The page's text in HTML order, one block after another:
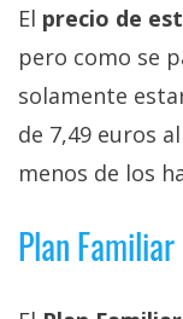
El precio de
pero como se
solamente
de 7,49 euros
menos de los
Plan